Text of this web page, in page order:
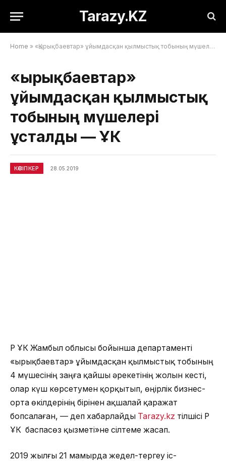
Tarazy.KZ
Home » «Қырықбаевтар» ұйымдасқан қылмыстық тобының мүшелері ұсталды — ҰҚК
«Қырықбаевтар»
ұйымдасқан қылмыстық
тобының мүшелері
ұсталды — ҰҚК
КӘСІПКЕР 28.05.2019
ҚР ҰҚК Жамбыл облысы бойынша департаменті
«Қырықбаевтар» ұйымдасқан қылмыстық тобының
4 мүшесінің заңға қайшы әрекетінің жолын кесті,
олар күш көрсетумен қорқытып, өңірлік бизнес-
орта өкілдерінің бірінен ақшалай қаражат
бопсалаған, — деп хабарлайды Tarazy.kz тілшісі ҚР
ҰҚК баспасөз қызметі»не сілтеме жасап.
2019 жылғы 21 мамырда жедел-тергеу іс-